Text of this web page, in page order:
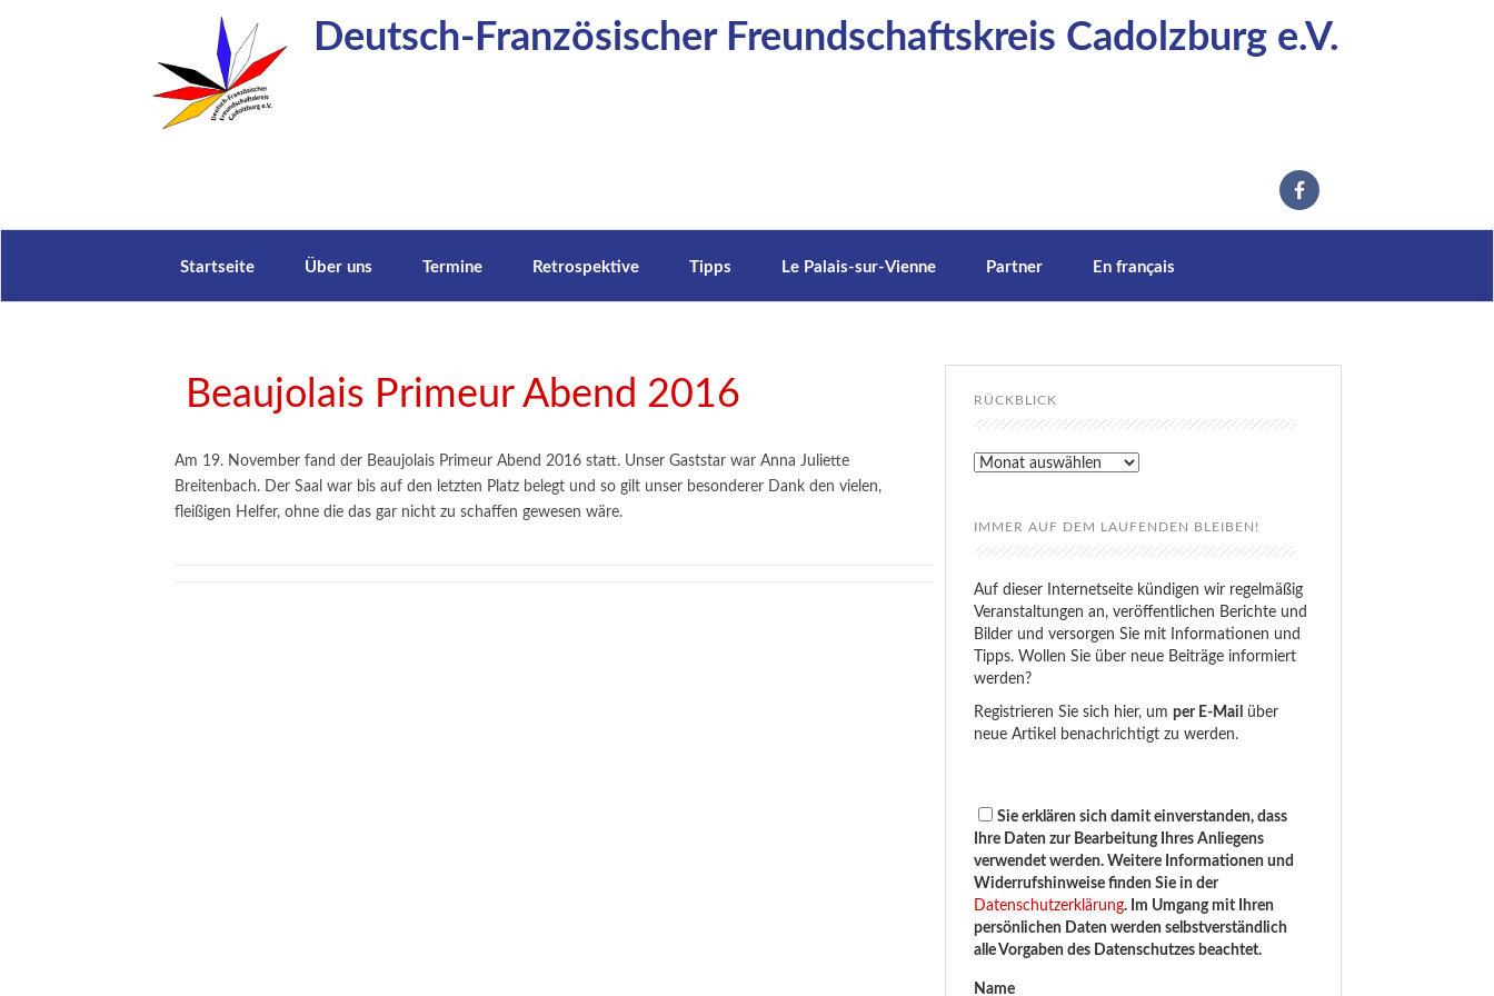
Deutsch-Französischer Freundschaftskreis Cadolzburg e.V.
Startseite Über uns Termine Retrospektive Tipps Le Palais-sur-Vienne Partner En français
Beaujolais Primeur Abend 2016
Am 19. November fand der Beaujolais Primeur Abend 2016 statt. Unser Gaststar war Anna Juliette
Breitenbach. Der Saal war bis auf den letzten Platz belegt und so gilt unser besonderer Dank den vielen,
fleißigen Helfer, ohne die das gar nicht zu schaffen gewesen wäre.
RÜCKBLICK
Rückblick
IMMER AUF DEM LAUFENDEN BLEIBEN!
Auf dieser Internetseite kündigen wir regelmäßig
Veranstaltungen an, veröffentlichen Berichte und
Bilder und versorgen Sie mit Informationen und
Tipps. Wollen Sie über neue Beiträge informiert
werden?
Registrieren Sie sich hier, umper E-Mail
über
neue Artikel benachrichtigt zu werden.
Sie erklären sich damit einverstanden, dass
Ihre Daten zur Bearbeitung Ihres Anliegens
verwendet werden. Weitere Informationen und
Widerrufshinweise finden Sie in der
Datenschutzerklärung. Im Umgang mit Ihren
persönlichen Daten werden selbstverständlich
alle Vorgaben des Datenschutzes beachtet.
Name